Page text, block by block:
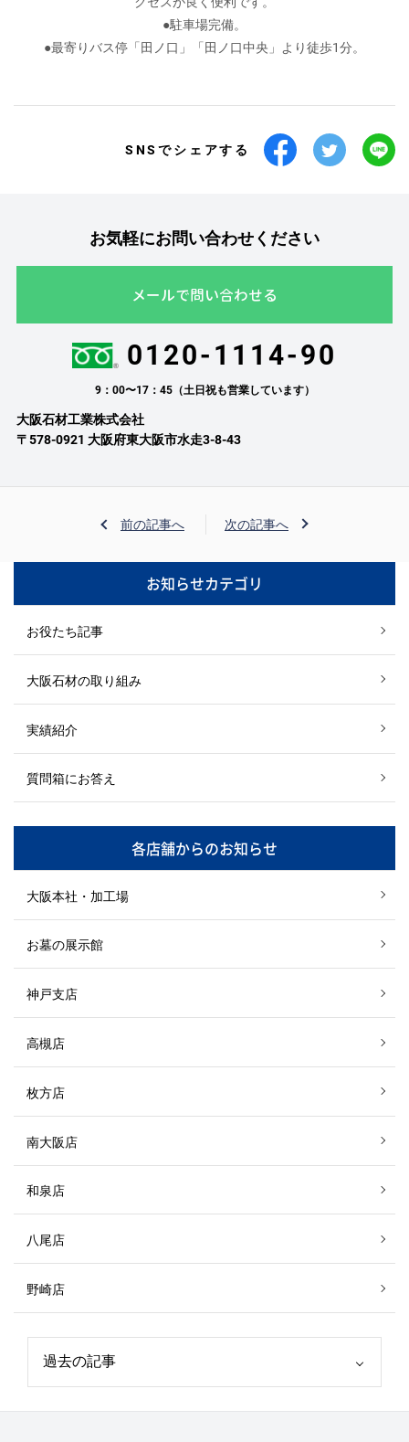
●駐車場完備。
●最寄りバス停「田ノ口」「田ノ口中央」より徒歩1分。
SNSでシェアする
お気軽にお問い合わせください
メールで問い合わせる
0120-1114-90
9：00〜17：45（土日祝も営業しています）
大阪石材工業株式会社
〒578-0921 大阪府東大阪市水走3-8-43
前の記事へ 次の記事へ
お知らせカテゴリ
お役たち記事
大阪石材の取り組み
実績紹介
質問箱にお答え
各店舗からのお知らせ
大阪本社・加工場
お墓の展示館
神戸支店
高槻店
枚方店
南大阪店
和泉店
八尾店
野崎店